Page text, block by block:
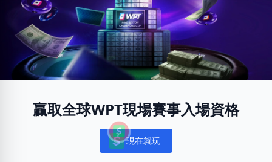
贏取全球WPT現場賽事入場資格
Notifications
現在就玩